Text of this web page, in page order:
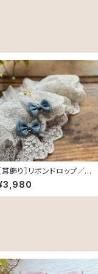
耳飾り〗リボンドロップ／ス
ーキーブルー